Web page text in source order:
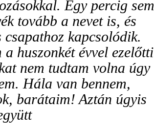
Egy percig sem
tovább a nevet is, és
kapcsolódik.
a huszonkét évvel ezelőtti
nem tudtam volna úgy
Hála van bennem,
barátaim! Aztán úgyis